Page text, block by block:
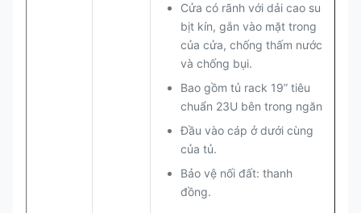
Cửa có rãnh với dải cao su
bịt kín, gắn vào mặt trong
của cửa, chống thấm nước
và chống bụi.
Bao gồm tủ rack 19” tiêu
chuẩn 23U bên trong ngăn
Đầu vào cáp ở dưới cùng
của tủ.
Bảo vệ nối đất: thanh
đồng.